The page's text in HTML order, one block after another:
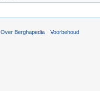
Over Berghapedia Voorbehoud